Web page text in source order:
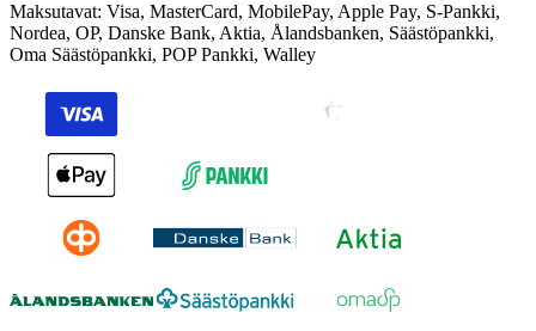
Maksutavat: Visa, MasterCard, MobilePay, Apple Pay, S-Pankki,
Nordea, OP, Danske Bank, Aktia, Ålandsbanken, Säästöpankki,
Oma Säästöpankki, POP Pankki, Walley